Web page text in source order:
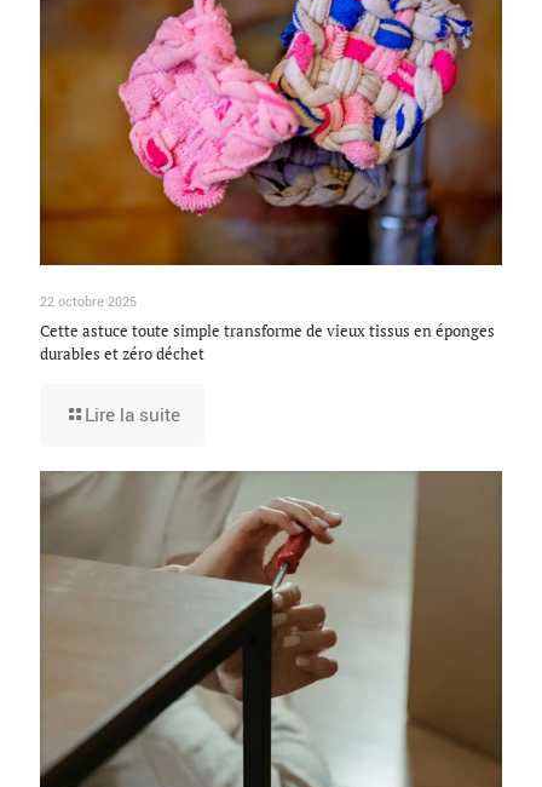
22 octobre 2025
Cette astuce toute simple transforme de vieux tissus en éponges
durables et zéro déchet
Lire la suite